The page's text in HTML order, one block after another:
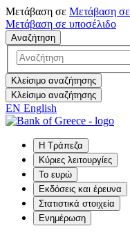
Μετάβαση σε Μετάβαση σε
Μετάβαση σε υποσέλιδο
Αναζήτηση
Κλείσιμο αναζήτησης
Κλείσιμο αναζήτησης
EN English
Η Τράπεζα
Κύριες λειτουργίες
Το ευρώ
Εκδόσεις και έρευνα
Στατιστικά στοιχεία
Ενημέρωση